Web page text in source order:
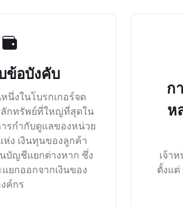
ข้อบังคับ
หนึ่งในโบรกเกอร์จด
กทรัพย์ที่ใหญ่ที่สุดใน
รกำกับดูแลของหน่วย
ง เงินทุนของลูกค้า
นบัญชีแยกต่างหาก ซึ่ง
ยกออกจากเงินของ
ค์กร
ก
ห
เจ้า
ตั้งแต่